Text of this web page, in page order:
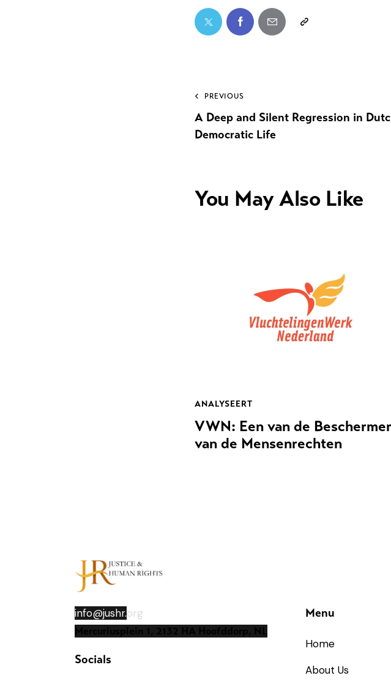
PREVIOUS
A Deep and Silent Regression in
Democratic Life
You May Also Like
ANALYSEERT
VWN: Een van de
van de Mensenrechten
info@jushr.org
Mercuriusplein 1, 2132 HA Hoofddorp, NL
Socials
Menu
Home
About Us